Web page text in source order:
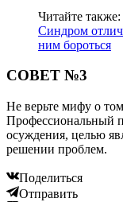
Читайте также:
Синдром
ним бороться
СОВЕТ №3
Не верьте мифу о
Профессиональный
осуждения, целью
решении проблем.
Поделиться
Отправить